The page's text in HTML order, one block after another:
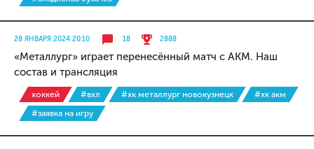
28 ЯНВАРЯ 2024 20:10 18 2888
«Металлург» играет перенесённый матч с АКМ. Наш
состав и трансляция
хоккей #вхл #хк металлург новокузнецк
#хк акм
#заявка на игру